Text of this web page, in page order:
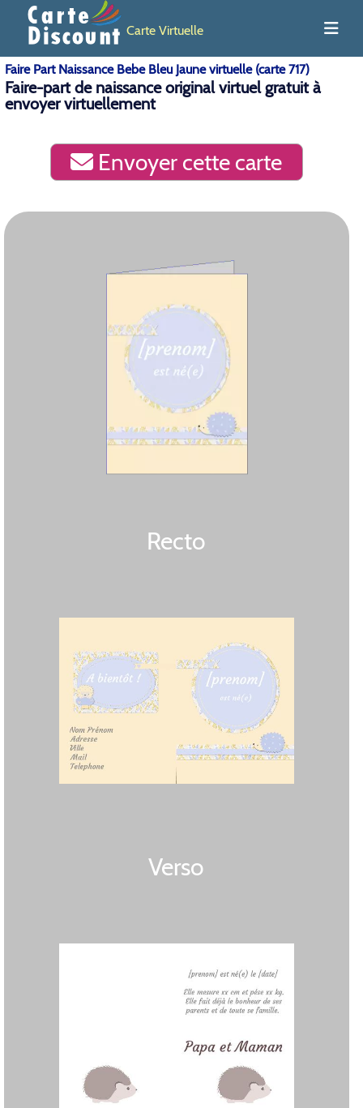
Carte Virtuelle
Faire Part Naissance Bebe Bleu Jaune virtuelle (carte 717)
Faire-part de naissance original virtuel gratuit à
envoyer virtuellement
Envoyer cette carte
Recto
Verso